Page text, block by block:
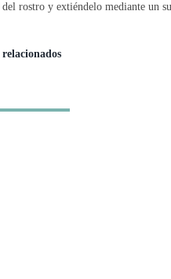
rostro y extiéndelo mediante un